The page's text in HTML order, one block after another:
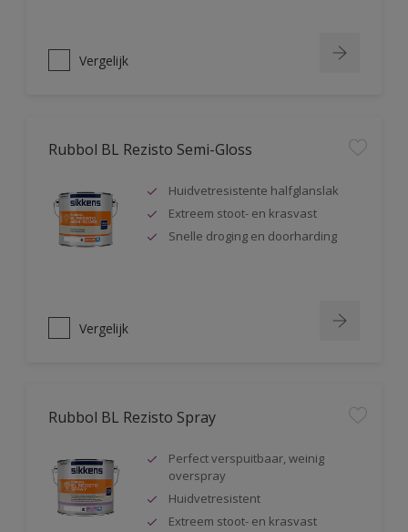
Vergelijk
Rubbol BL Rezisto Semi-Gloss
Huidvetresistente halfglanslak
Extreem stoot- en krasvast
Snelle droging en doorharding
Vergelijk
Rubbol BL Rezisto Spray
Perfect verspuitbaar, weinig
overspray
Huidvetresistent
Extreem stoot- en krasvast